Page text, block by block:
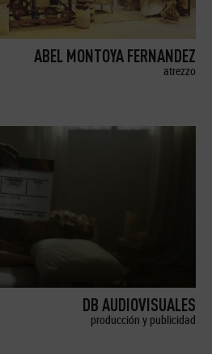
ABEL MONTOYA FERNANDEZ
atrezzo
DB AUDIOVISUALES
producción y publicidad